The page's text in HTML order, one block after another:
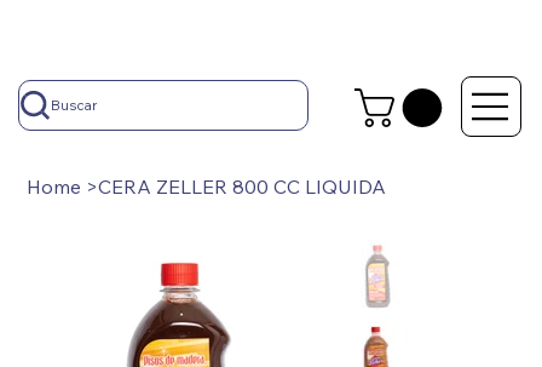
Buscar
Home >CERA ZELLER 800 CC LIQUIDA